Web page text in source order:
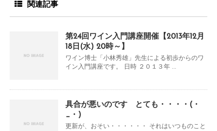
関連記事
第24回ワイン入門講座開催【2013年12月
18日(水) 20時～】
ワイン博士「小林秀雄」先生による初歩からのワ
イン入門講座です。 日時 ２０１３年 ...
具合が悪いのです とても・・・・(・
_・)
更新が、おそい・・・・・・ それはいつものこと